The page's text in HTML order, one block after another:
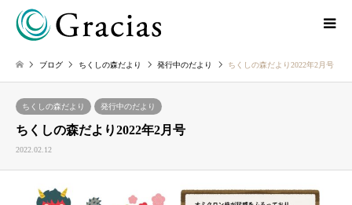
ブログ ちくしの森だより 発行中のだより ちくしの森だより2022年2月号
ちくしの森だより 発行中のだより
ちくしの森だより2022年2月号
2022.02.12